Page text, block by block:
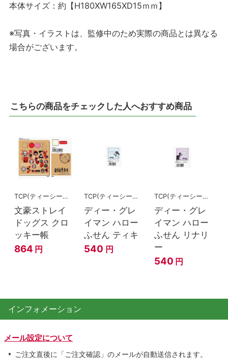
本体サイズ：約【H180XW165XD15ｍｍ】
※写真・イラストは、監修中のため実際の商品とは異なる
場合がございます。
こちらの商品をチェックした人へおすすめ商品
TCP(ティーシーピー)
文豪ストレイ
ドッグス クロ
ッキー帳
864 円
TCP(ティーシーピー)
ディー・グレ
イマン ハロー
ふせん ティキ
540 円
TCP(ティーシーピー)
ディー・グレ
イマン ハロー
ふせん リナリ
ー
540 円
インフォメーション
メール設定について
ご注文直後に「ご注文確認」のメールが自動送信されます。